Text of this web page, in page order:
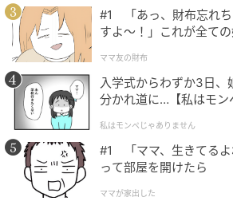
ブログ：ツムママ（
#1 「あっ、財布忘れ
すよ〜！」これが全て
ママ友の財布
入学式からわずか3日、
分かれ道に…【私はモン
私はモンペじゃありません
#1 「ママ、生きてるよ
って部屋を開けたら
ママが家出した